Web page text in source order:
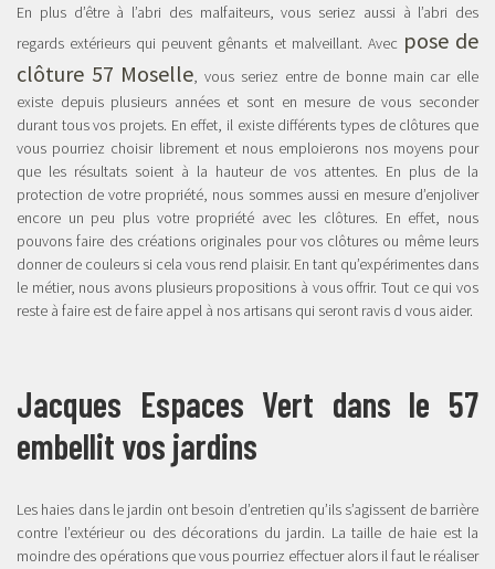
En plus d’être à l’abri des malfaiteurs, vous seriez aussi à l’abri des
regards extérieurs qui peuvent gênants et malveillant. Avec pose de
clôture 57 Moselle, vous seriez entre de bonne main car elle
existe depuis plusieurs années et sont en mesure de vous seconder
durant tous vos projets. En effet, il existe différents types de clôtures que
vous pourriez choisir librement et nous emploierons nos moyens pour
que les résultats soient à la hauteur de vos attentes. En plus de la
protection de votre propriété, nous sommes aussi en mesure d’enjoliver
encore un peu plus votre propriété avec les clôtures. En effet, nous
pouvons faire des créations originales pour vos clôtures ou même leurs
donner de couleurs si cela vous rend plaisir. En tant qu’expérimentes dans
le métier, nous avons plusieurs propositions à vous offrir. Tout ce qui vos
reste à faire est de faire appel à nos artisans qui seront ravis d vous aider.
Jacques Espaces Vert dans le 57
embellit vos jardins
Les haies dans le jardin ont besoin d’entretien qu’ils s’agissent de barrière
contre l’extérieur ou des décorations du jardin. La taille de haie est la
moindre des opérations que vous pourriez effectuer alors il faut le réaliser